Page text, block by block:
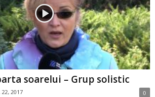
soarelui – Grup solistic
22, 2017 0